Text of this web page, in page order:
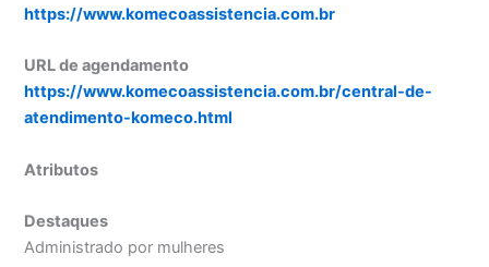
https://www.komecoassistencia.com.br
URL de agendamento
https://www.komecoassistencia.com.br/central-de-
atendimento-komeco.html
Atributos
Destaques
Administrado por mulheres